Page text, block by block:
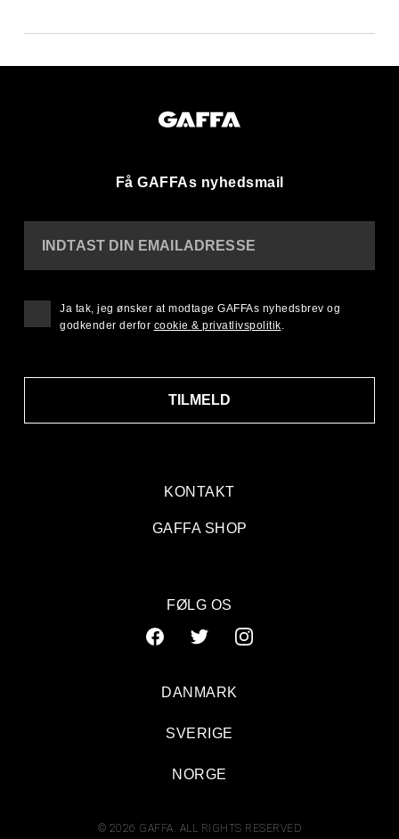
Få GAFFAs nyhedsmail
KONTAKT
GAFFA SHOP
INDTAST DIN EMAILADRESSE
TILMELD
Ja tak, jeg ønsker at modtage GAFFAs nyhedsbrev og
godkender derfor cookie & privatlivspolitik
FØLG OS
© 2026 GAFFA. ALL RIGHTS RESERVED
DANMARK
SVERIGE
NORGE